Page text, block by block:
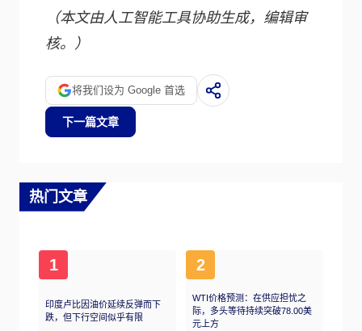
（本文由人工智能工具协助生成，编辑审
核。）
将我们设为 Google 首选
下一篇文章
热门文章
1
印度卢比因油价延续反弹而下
跌，但下行空间似乎有限
2
WTI价格预测：在供应担忧之
际，多头等待持续突破78.00美
元上方